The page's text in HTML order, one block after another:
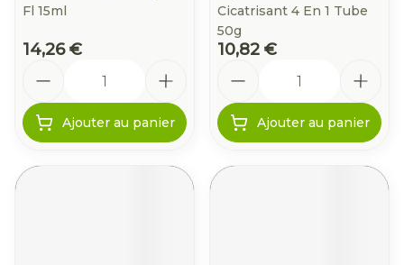
Fl 15ml
14,26 €
Ajouter au panier
Cicatrisant 4 En 1 Tube
50g
10,82 €
Ajouter au panier